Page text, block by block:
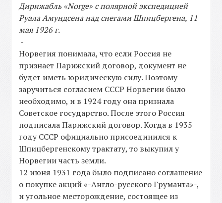
Дирижабль «Norge» с полярной экспедицией
Руала Амундсена над снегами Шпицбергена, 11
мая 1926 г.
-
Норвегия понимала, что если Россия не
признает Парижский договор, документ не
будет иметь юридическую силу. Поэтому
заручиться согласием СССР Норвегии было
необходимо, и в 1924 году она признала
Советское государство. После этого Россия
подписала Парижский договор. Когда в 1935
году СССР официально присоединился к
Шпицбергенскому трактату, то выкупил у
Норвегии часть земли.
12 июня 1931 года было подписано соглашение
о покупке акций «-Англо-русского Груманта»-,
и угольное месторождение, состоящее из